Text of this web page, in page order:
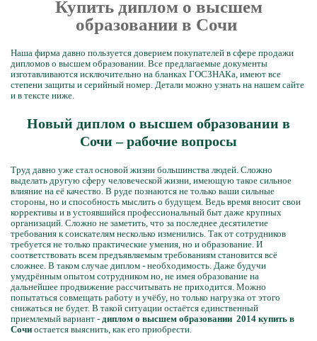
Купить диплом о высшем
образовании в Сочи
Наша фирма давно пользуется доверием покупателей в сфере продажи
дипломов о высшем образовании. Все предлагаемые документы
изготавливаются исключительно на бланках ГОСЗНАКа, имеют все
степени защиты и серийный номер. Детали можно узнать на нашем сайте
и в тексте ниже.
Новый диплом о высшем образовании в
Сочи – рабочие вопросы
Труд давно уже стал основой жизни большинства людей. Сложно
выделать другую сферу человеческой жизни, имеющую такое сильное
влияние на её качество. В руде познаются не только ваши сильные
стороны, но и способность мыслить о будущем. Ведь время вносит свои
коррективы и в устоявшийся профессиональный быт даже крупных
организаций. Сложно не заметить, что за последнее десятилетие
требования к соискателям несколько изменились. Так от сотрудников
требуется не только практические умения, но и образование. И
соответствовать всем предъявляемым требованиям становится всё
сложнее. В таком случае диплом - необходимость. Даже будучи
умудрённым опытом сотрудником но, не имея образование на
дальнейшее продвижение рассчитывать не приходится. Можно
попытаться совмещать работу и учёбу, но только нагрузка от этого
снижаться не будет. В такой ситуации остаётся единственный
приемлемый вариант - диплом о высшем образовании 2014 купить в
Сочи остается выяснить, как его приобрести.